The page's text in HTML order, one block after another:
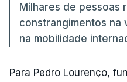
Milhares de pessoas
constrangimentos na
na mobilidade
Para Pedro Lourenço,